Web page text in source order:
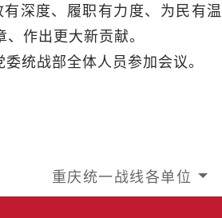
深度、履职有力度、为民有温
作出更大新贡献。
统战部全体人员参加会议。
重庆统一战线各单位